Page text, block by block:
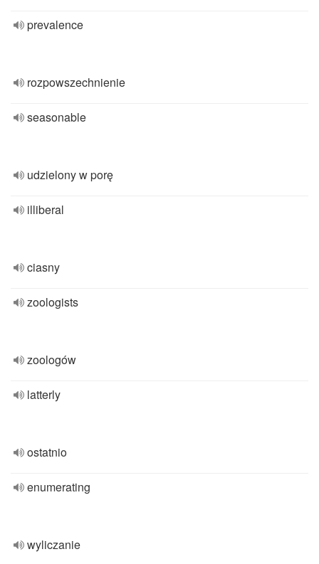
prevalence
rozpowszechnienie
seasonable
udzielony w porę
illiberal
ciasny
zoologists
zoologów
latterly
ostatnio
enumerating
wyliczanie